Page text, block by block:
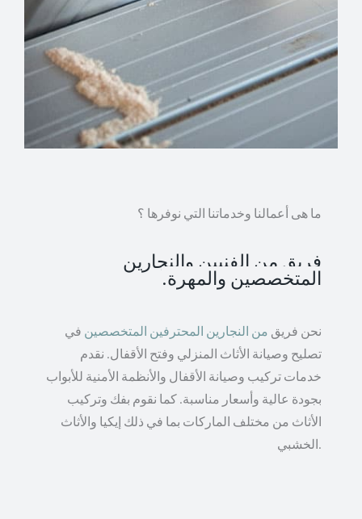
ما هى أعمالنا وخدماتنا التي نوفرها ؟
فريق من الفنيين والنجارين
المتخصصين والمهرة.
نحن فريق من النجارين المحترفين المتخصصين في
تصليح وصيانة الأثاث المنزلي وفتح الأقفال. نقدم
خدمات تركيب وصيانة الأقفال والأنظمة الأمنية للأبواب
بجودة عالية وأسعار مناسبة. كما نقوم بفك وتركيب
الأثاث من مختلف الماركات بما في ذلك إيكيا والأثاث
الخشبي.